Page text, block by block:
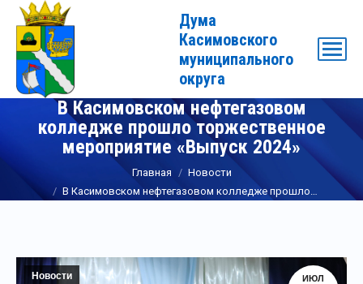
Дума
Касимовского
муниципального
округа
В Касимовском нефтегазовом
колледже прошло торжественное
мероприятие «Выпуск 2024»
Вы здесь: Главная
Новости
В Касимовском нефтегазовом колледже прошло…
ИЮЛ
Новости